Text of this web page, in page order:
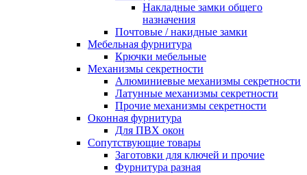
Накладные замки общего
назначения
Почтовые / накидные замки
Мебельная фурнитура
Крючки мебельные
Механизмы секретности
Алюминиевые механизмы секретности
Латунные механизмы секретности
Прочие механизмы секретности
Оконная фурнитура
Для ПВХ окон
Сопутствующие товары
Заготовки для ключей и прочие
Фурнитура разная